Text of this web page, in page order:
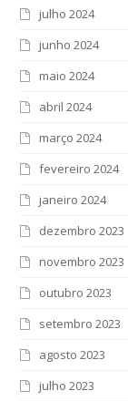
julho 2024
junho 2024
maio 2024
abril 2024
março 2024
fevereiro 2024
janeiro 2024
dezembro 2023
novembro 2023
outubro 2023
setembro 2023
agosto 2023
julho 2023